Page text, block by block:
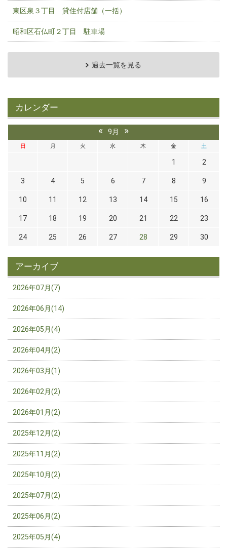
東区泉３丁目 貸住付店舗（一括）
昭和区石仏町２丁目 駐車場
過去一覧を見る
カレンダー
« 9月 »
日 月 火 水 木 金 土
1 2
3 4 5 6 7 8 9
10 11 12 13 14 15 16
17 18 19 20 21 22 23
24 25 26 27 28 29 30
アーカイブ
2026年07月(7)
2026年06月(14)
2026年05月(4)
2026年04月(2)
2026年03月(1)
2026年02月(2)
2026年01月(2)
2025年12月(2)
2025年11月(2)
2025年10月(2)
2025年07月(2)
2025年06月(2)
2025年05月(4)